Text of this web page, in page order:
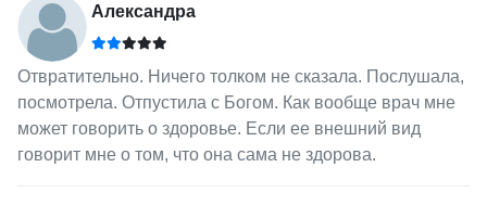
Александра
Отвратительно. Ничего толком не сказала. Послушала,
посмотрела. Отпустила с Богом. Как вообще врач мне
может говорить о здоровье. Если ее внешний вид
говорит мне о том, что она сама не здорова.